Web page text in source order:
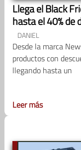
Llega el Black
hasta el 40% de
DANIEL
Desde la marca
productos con
llegando hasta un
Leer más